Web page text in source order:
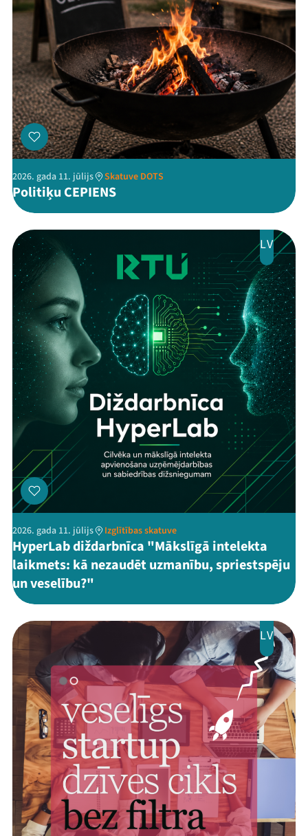
ThreadsFacebookYoutube
X Instagram
Flick TikTok
2026. gada 11. jūlijs Skatuve DOTS
Politiķu CEPIENS
LV
2026. gada 11. jūlijs Izglītības skatuve
HyperLab diždarbnīca "Mākslīgā intelekta
laikmets: kā nezaudēt uzmanību, spriestspēju
un veselību?"
LV